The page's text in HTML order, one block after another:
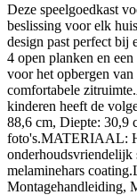
Deze speelgoedkast
beslissing voor elk
design past perfect bij
4 open planken en
voor het opbergen van
comfortabele
kinderen heeft de
88,6 cm, Diepte: 30,9
foto's.MATERIAAL:
onderhoudsvriendelijk
melaminehars
Montagehandleiding,